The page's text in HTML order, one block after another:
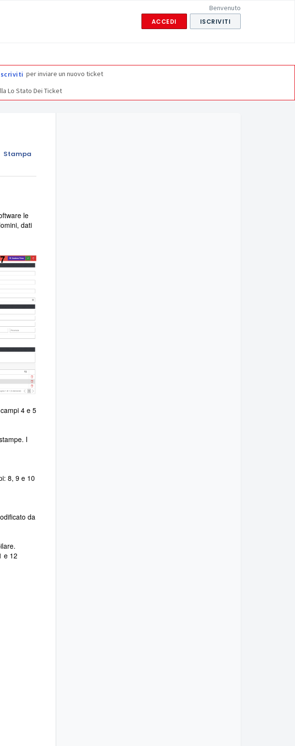
Benvenuto
ACCEDI ISCRIVITI
per inviare un nuovo ticket
Lo Stato Dei Ticket
Stampa
le
dati
4 e 5
I
8, 9 e 10
da
e 12